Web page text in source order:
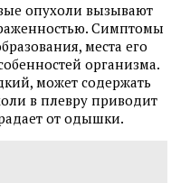
опухоли вызывают
Симптомы
места его
организма.
может содержать
в плевру приводит
от одышки.